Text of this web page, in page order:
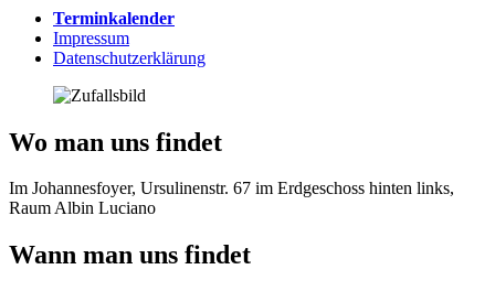
Terminkalender
Impressum
Datenschutzerklärung
Wo man uns findet
Im Johannesfoyer, Ursulinenstr. 67 im Erdgeschoss hinten links,
Raum Albin Luciano
Wann man uns findet